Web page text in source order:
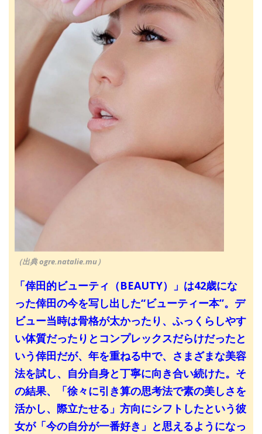
（出典 ogre.natalie.mu）
「倖田的ビューティ（BEAUTY）」は42歳にな
った倖田の今を写し出した“ビューティー本”。デ
ビュー当時は骨格が太かったり、ふっくらしやす
い体質だったりとコンプレックスだらけだったと
いう倖田だが、年を重ねる中で、さまざまな美容
法を試し、自分自身と丁寧に向き合い続けた。そ
の結果、「徐々に引き算の思考法で素の美しさを
活かし、際立たせる」方向にシフトしたという彼
女が「今の自分が一番好き」と思えるようになっ